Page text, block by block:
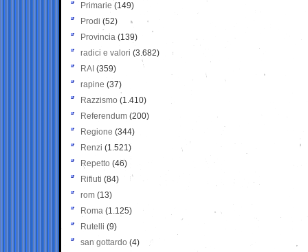
Primarie (149)
Prodi (52)
Provincia (139)
radici e valori (3.682)
RAI (359)
rapine (37)
Razzismo (1.410)
Referendum (200)
Regione (344)
Renzi (1.521)
Repetto (46)
Rifiuti (84)
rom (13)
Roma (1.125)
Rutelli (9)
san gottardo (4)